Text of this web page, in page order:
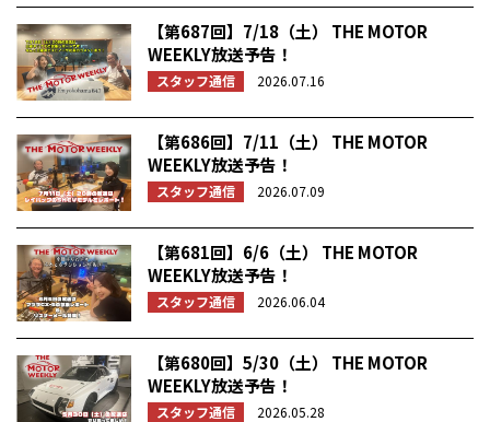
【第687回】7/18（土） THE MOTOR
WEEKLY放送予告！
スタッフ通信 2026.07.16
【第686回】7/11（土） THE MOTOR
WEEKLY放送予告！
スタッフ通信 2026.07.09
【第681回】6/6（土） THE MOTOR
WEEKLY放送予告！
スタッフ通信 2026.06.04
【第680回】5/30（土） THE MOTOR
WEEKLY放送予告！
スタッフ通信 2026.05.28